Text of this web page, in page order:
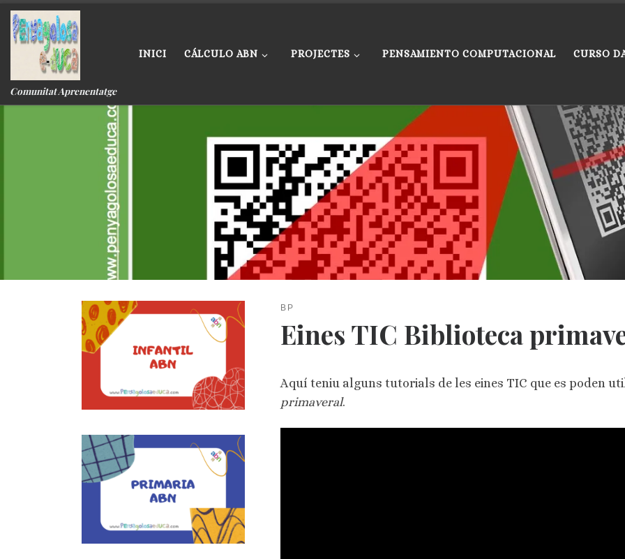
Skip to content
Comunitat Aprenentatge
INICI CÁLCULO ABN PROJECTES PENSAMIENTO COMPUTACIONAL CURSO
BP
Eines TIC Biblioteca
Aquí teniu alguns tutorials de les eines TIC que es poden
primaveral.